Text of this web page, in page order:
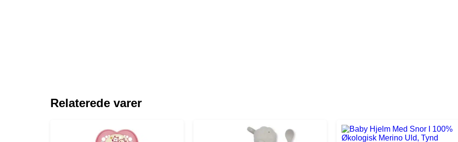
Relaterede varer